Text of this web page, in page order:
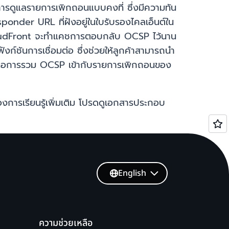
รดูแลรายการเพิกถอนแบบคงที่ ซึ่งมีความทัน
URL ที่ฝังอยู่ในใบรับรองไคลเอ็นต์ใน
จะทำแคชการตอบกลับ OCSP ไว้นาน
ก์ชันการเชื่อมต่อ ซึ่งช่วยให้ลูกค้าสามารถนำ
ารรวม OCSP เข้ากับรายการเพิกถอนของ
ารเรียนรู้เพิ่มเติม โปรดดูเอกสารประกอบ
ความช่วยเหลือ
English